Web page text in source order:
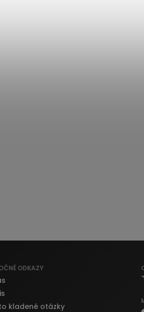
ODKAZY
kladené otázky